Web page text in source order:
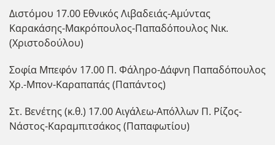
Διστόμου 17.00 Εθνικός Λιβαδειάς-Αμύντας
Καρακάσης-Μακρόπουλος-Παπαδόπουλος Νικ.
(Χριστοδούλου)
Σοφία Μπεφόν 17.00 Π. Φάληρο-Δάφνη Παπαδόπουλος
Χρ.-Μπον-Καραπαπάς (Παπάντος)
Στ. Βενέτης (κ.θ.) 17.00 Αιγάλεω-Απόλλων Π. Ρίζος-
Νάστος-Καραμπιτσάκος (Παπαφωτίου)